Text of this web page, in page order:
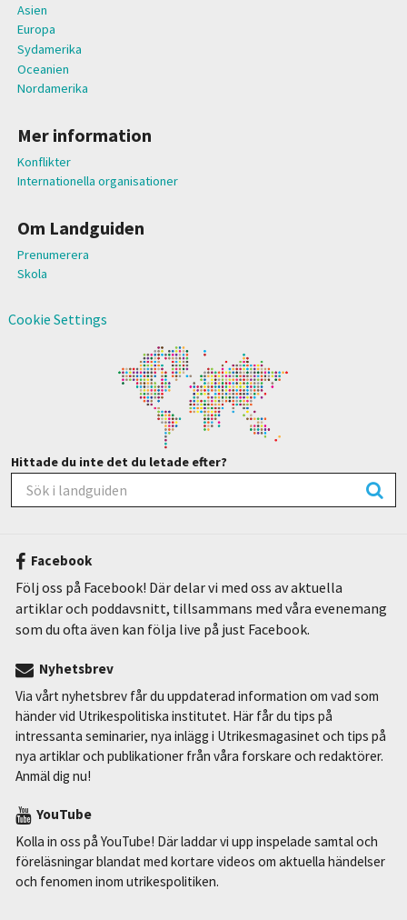
Asien
Europa
Sydamerika
Oceanien
Nordamerika
Mer information
Konflikter
Internationella organisationer
Om Landguiden
Prenumerera
Skola
Cookie Settings
Hittade du inte det du letade efter?
Facebook
Följ oss på Facebook! Där delar vi med oss av aktuella
artiklar och poddavsnitt, tillsammans med våra evenemang
som du ofta även kan följa live på just Facebook.
Nyhetsbrev
Via vårt nyhetsbrev får du uppdaterad information om vad som
händer vid Utrikespolitiska institutet. Här får du tips på
intressanta seminarier, nya inlägg i Utrikesmagasinet och tips på
nya artiklar och publikationer från våra forskare och redaktörer.
Anmäl dig nu!
YouTube
Kolla in oss på YouTube! Där laddar vi upp inspelade samtal och
föreläsningar blandat med kortare videos om aktuella händelser
och fenomen inom utrikespolitiken.